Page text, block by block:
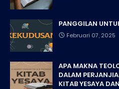
PANGGILAN
Februari 07, 2025
APA MAKNA
DALAM
KITAB YESAYA